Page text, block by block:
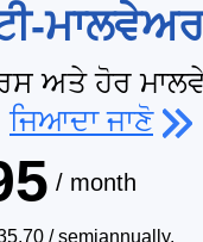
ਅਤੇ ਹੋਰ
ਜਿਆਦਾ ਜਾਣੋ
/ month
/semiannually.